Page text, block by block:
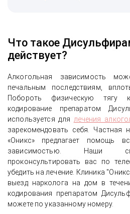
Что такое
действует?
Алкогольная зависимость
печальным последствиям,
Побороть физическую тягу
кодирование препаратом
используется для лечения
зарекомендовать себя. Частная
«Оникс» предлагает помощь
зависимостью. Наши
проконсультировать вас по
убедить на лечение. Клиника
выезд нарколога на дом в
кодирования препаратом
можете по указанному номеру.